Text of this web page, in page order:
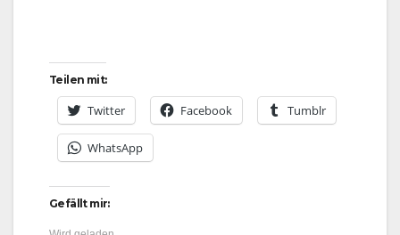
Teilen mit:
Twitter Facebook Tumblr
WhatsApp
Gefällt mir: